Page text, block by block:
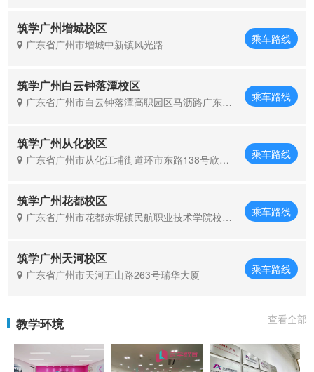
筑学广州增城校区
广东省广州市增城中新镇风光路 乘车路线
筑学广州白云钟落潭校区
广东省广州市白云钟落潭高职园区马沥路广东机
乘车路线
筑学广州从化校区
广东省广州市从化江埔街道环市东路138号欣坤
乘车路线
筑学广州花都校区
广东省广州市花都赤坭镇民航职业技术学院校门
乘车路线
筑学广州天河校区
广东省广州市天河五山路263号瑞华大厦 乘车路线
教学环境 查看全部